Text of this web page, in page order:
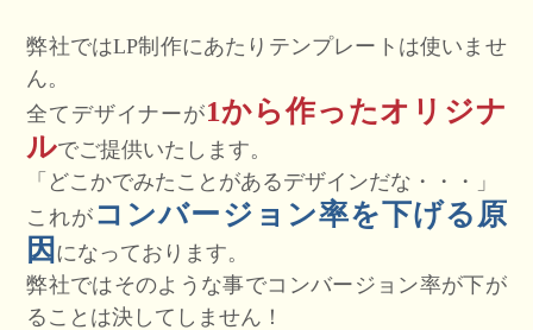
弊社ではLP制作にあたりテンプレートは使いませ
ん。
全てデザイナーが1から作ったオリジナ
ルでご提供いたします。
「どこかでみたことがあるデザインだな・・・」
これが コンバージョン率を下げる原
因 になっております。
弊社ではそのような事でコンバージョン率が下が
ることは決してしません！